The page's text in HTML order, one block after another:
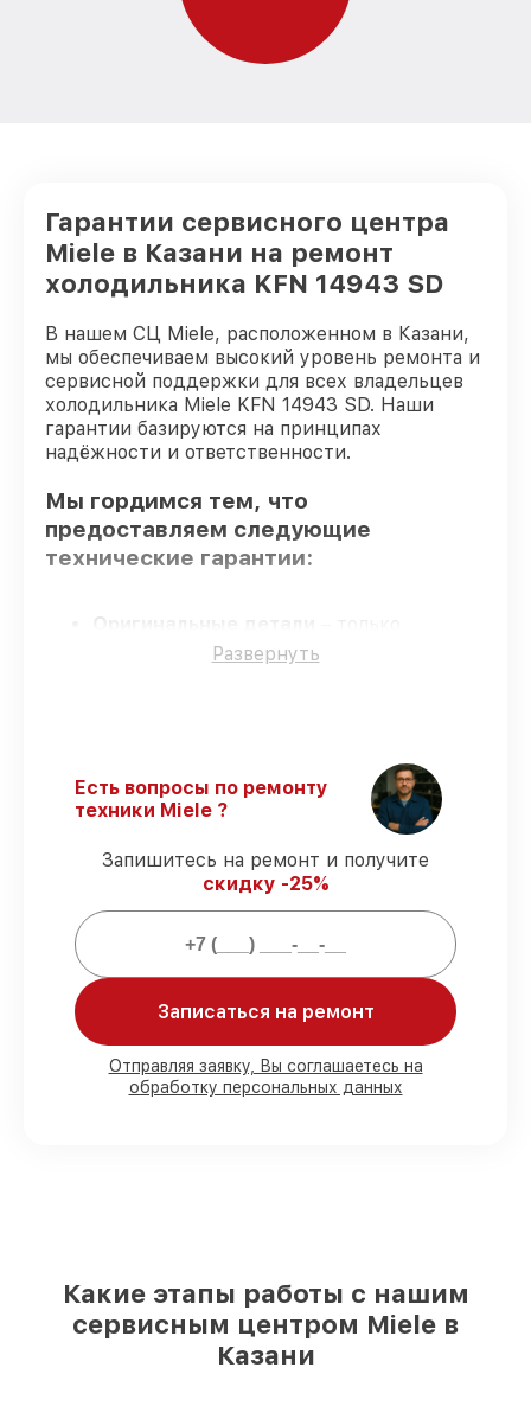
Гарантии сервисного центра
Miele в Казани на ремонт
холодильника KFN 14943 SD
В нашем СЦ Miele, расположенном в Казани,
мы обеспечиваем высокий уровень ремонта и
сервисной поддержки для всех владельцев
холодильника Miele KFN 14943 SD. Наши
гарантии базируются на принципах
надёжности и ответственности.
Мы гордимся тем, что
предоставляем следующие
технические гарантии:
Оригинальные детали
подлинные комплектующие.
–
гарантируем завершение работ без
задержек.
– предоставляем
официальное гарантийное
сопровождение после починки.
Мы гарантируем:
работ в вашем присутствии
90%комплектующих для холодильников
на складе или быстро поставляются
Качественные реплики и
Развернуть
Есть вопросы по ремонту
техники Miele ?
Запишитесь на ремонт и получите
скидку -25%
Записаться на ремонт
Отправляя заявку, Вы соглашаетесь на
обработку персональных данных
Какие этапы работы с нашим
сервисным центром Miele в
Казани